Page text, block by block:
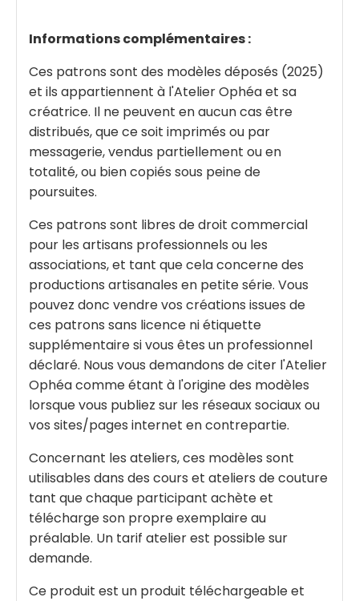
Informations complémentaires :
Ces patrons sont des modèles déposés (2025)
et ils appartiennent à l'Atelier Ophéa et sa
créatrice. Il ne peuvent en aucun cas être
distribués, que ce soit imprimés ou par
messagerie, vendus partiellement ou en
totalité, ou bien copiés sous peine de
poursuites.
Ces patrons sont libres de droit commercial
pour les artisans professionnels ou les
associations, et tant que cela concerne des
productions artisanales en petite série. Vous
pouvez donc vendre vos créations issues de
ces patrons sans licence ni étiquette
supplémentaire si vous êtes un professionnel
déclaré. Nous vous demandons de citer l'Atelier
Ophéa comme étant à l'origine des modèles
lorsque vous publiez sur les réseaux sociaux ou
vos sites/pages internet en contrepartie.
Concernant les ateliers, ces modèles sont
utilisables dans des cours et ateliers de couture
tant que chaque participant achète et
télécharge son propre exemplaire au
préalable. Un tarif atelier est possible sur
demande.
Ce produit est un produit téléchargeable et